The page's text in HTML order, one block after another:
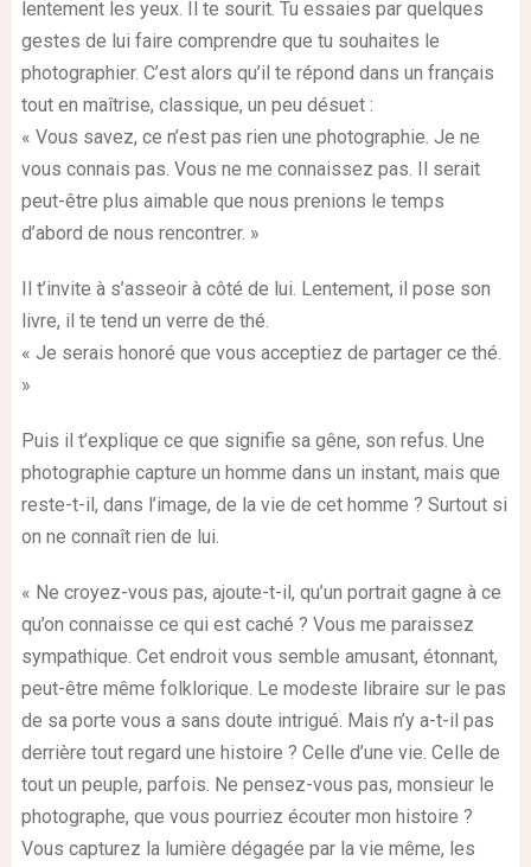
lentement les yeux. Il te sourit. Tu essaies par quelques
gestes de lui faire comprendre que tu souhaites le
photographier. C’est alors qu’il te répond dans un français
tout en maîtrise, classique, un peu désuet :
« Vous savez, ce n’est pas rien une photographie. Je ne
vous connais pas. Vous ne me connaissez pas. Il serait
peut-être plus aimable que nous prenions le temps
d’abord de nous rencontrer. »
Il t’invite à s’asseoir à côté de lui. Lentement, il pose son
livre, il te tend un verre de thé.
« Je serais honoré que vous acceptiez de partager ce thé.
»
Puis il t’explique ce que signifie sa gêne, son refus. Une
photographie capture un homme dans un instant, mais que
reste-t-il, dans l’image, de la vie de cet homme ? Surtout si
on ne connaît rien de lui.
« Ne croyez-vous pas, ajoute-t-il, qu’un portrait gagne à ce
qu’on connaisse ce qui est caché ? Vous me paraissez
sympathique. Cet endroit vous semble amusant, étonnant,
peut-être même folklorique. Le modeste libraire sur le pas
de sa porte vous a sans doute intrigué. Mais n’y a-t-il pas
derrière tout regard une histoire ? Celle d’une vie. Celle de
tout un peuple, parfois. Ne pensez-vous pas, monsieur le
photographe, que vous pourriez écouter mon histoire ?
Vous capturez la lumière dégagée par la vie même, les